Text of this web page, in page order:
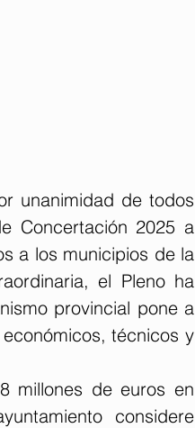
unanimidad de todos
Concertación 2025 a
a los municipios de la
el Pleno ha
provincial pone a
técnicos y
millones de euros en
considere